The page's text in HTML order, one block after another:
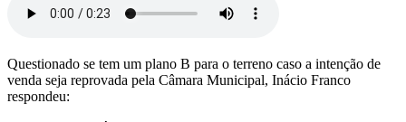
Questionado se tem um plano B para o terreno caso a intenção de
venda seja reprovada pela Câmara Municipal, Inácio Franco
respondeu: